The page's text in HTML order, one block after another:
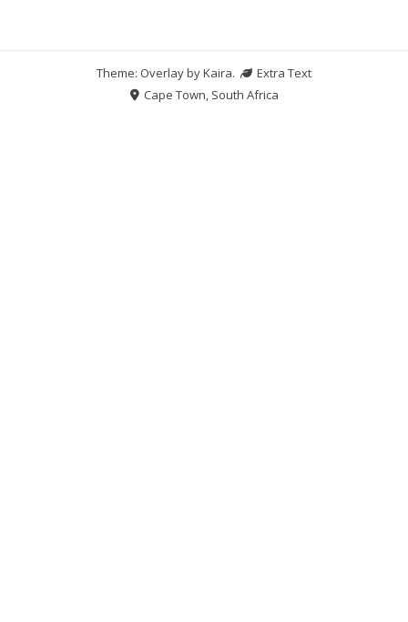
Theme: Overlay byKaira.
Extra Text
Cape Town, South Africa